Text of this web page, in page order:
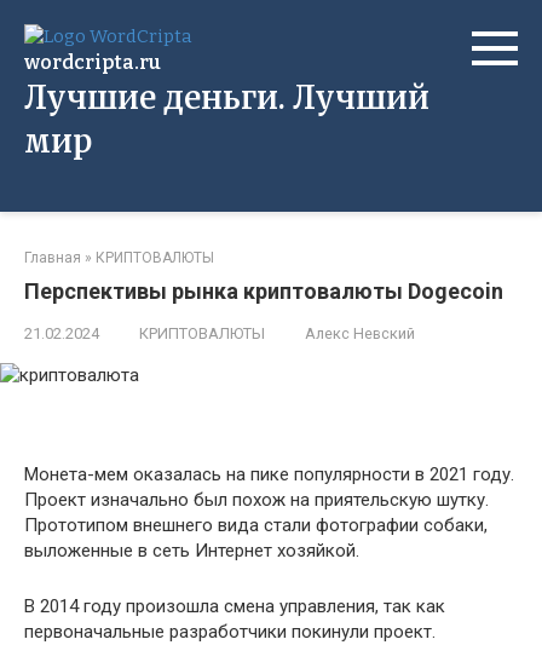
контенту
wordcripta.ru
Лучшие деньги. Лучший
мир
Главная » КРИПТОВАЛЮТЫ
Перспективы рынка криптовалюты Dogecoin
21.02.2024 КРИПТОВАЛЮТЫ Алекс Невский
Монета-мем оказалась на пике популярности в 2021 году.
Проект изначально был похож на приятельскую шутку.
Прототипом внешнего вида стали фотографии собаки,
выложенные в сеть Интернет хозяйкой.
В 2014 году произошла смена управления, так как
первоначальные разработчики покинули проект.